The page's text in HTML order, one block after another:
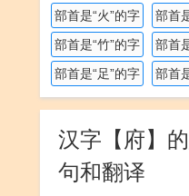
部首是“火”的字
部首
部首是“竹”的字
部首
部首是“足”的字
部首
汉字【府】
句和翻译